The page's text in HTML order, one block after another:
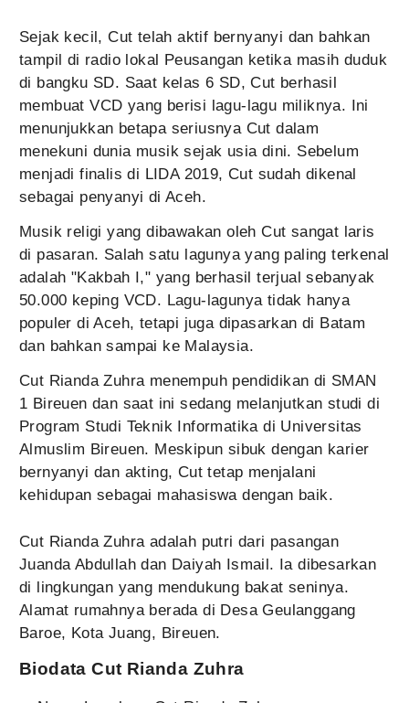
Sejak kecil, Cut telah aktif bernyanyi dan bahkan
tampil di radio lokal Peusangan ketika masih duduk
di bangku SD. Saat kelas 6 SD, Cut berhasil
membuat VCD yang berisi lagu-lagu miliknya. Ini
menunjukkan betapa seriusnya Cut dalam
menekuni dunia musik sejak usia dini. Sebelum
menjadi finalis di LIDA 2019, Cut sudah dikenal
sebagai penyanyi di Aceh.
Musik religi yang dibawakan oleh Cut sangat laris
di pasaran. Salah satu lagunya yang paling terkenal
adalah "Kakbah I," yang berhasil terjual sebanyak
50.000 keping VCD. Lagu-lagunya tidak hanya
populer di Aceh, tetapi juga dipasarkan di Batam
dan bahkan sampai ke Malaysia.
Cut Rianda Zuhra menempuh pendidikan di SMAN
1 Bireuen dan saat ini sedang melanjutkan studi di
Program Studi Teknik Informatika di Universitas
Almuslim Bireuen. Meskipun sibuk dengan karier
bernyanyi dan akting, Cut tetap menjalani
kehidupan sebagai mahasiswa dengan baik.
Cut Rianda Zuhra adalah putri dari pasangan
Juanda Abdullah dan Daiyah Ismail. Ia dibesarkan
di lingkungan yang mendukung bakat seninya.
Alamat rumahnya berada di Desa Geulanggang
Baroe, Kota Juang, Bireuen.
Biodata Cut Rianda Zuhra